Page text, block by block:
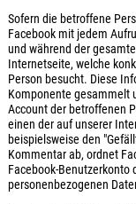
Sofern die betroffene
Facebook mit jedem
und während der
Internetseite, welche
Person besucht. Diese
Komponente gesammelt
Account der betroffenen
einen der auf unserer
beispielsweise den
Kommentar ab, ordnet
Facebook-Benutzerkonto
personenbezogenen